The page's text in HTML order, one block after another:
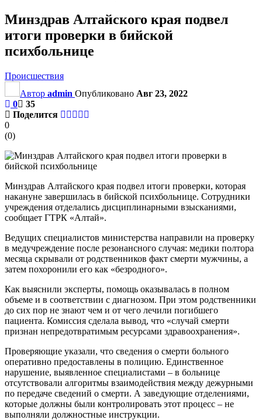
Минздрав Алтайского края подвел
итоги проверки в бийской
психбольнице
Происшествия
Автор admin Опубликовано Авг 23, 2022
0
35
Поделится
0
(0)
Минздрав Алтайского края подвел итоги проверки, которая
накануне завершилась в бийской психбольнице. Сотрудники
учреждения отделались дисциплинарными взысканиями,
сообщает ГТРК «Алтай».
Ведущих специалистов министерства направили на проверку
в медучреждение после резонансного случая: медики полтора
месяца скрывали от родственников факт смерти мужчины, а
затем похоронили его как «безродного».
Как выяснили эксперты, помощь оказывалась в полном
объеме и в соответствии с диагнозом. При этом родственники
до сих пор не знают чем и от чего лечили погибшего
пациента. Комиссия сделала вывод, что «случай смерти
признан непредотвратимым ресурсами здравоохранения».
Проверяющие указали, что сведения о смерти больного
оперативно предоставлены в полицию. Единственное
нарушение, выявленное специалистами – в больнице
отсутствовали алгоритмы взаимодействия между дежурными
по передаче сведений о смерти. А заведующие отделениями,
которые должны были контролировать этот процесс – не
выполняли должностные инструкции.